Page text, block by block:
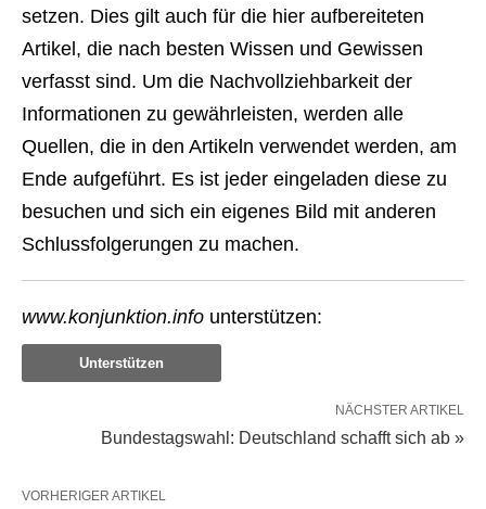
setzen. Dies gilt auch für die hier aufbereiteten
Artikel, die nach besten Wissen und Gewissen
verfasst sind. Um die Nachvollziehbarkeit der
Informationen zu gewährleisten, werden alle
Quellen, die in den Artikeln verwendet werden, am
Ende aufgeführt. Es ist jeder eingeladen diese zu
besuchen und sich ein eigenes Bild mit anderen
Schlussfolgerungen zu machen.
www.konjunktion.info unterstützen:
Unterstützen
NÄCHSTER ARTIKEL
Bundestagswahl: Deutschland schafft sich ab »
VORHERIGER ARTIKEL